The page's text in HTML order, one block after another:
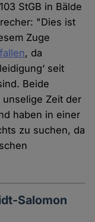
StGB in Bälde
"Dies ist
Zuge
, da
seit
Beide
Zeit der
haben in einer
zu suchen, da
Salomon